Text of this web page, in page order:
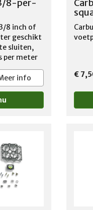
8-per-
8 inch of
geschikt
sluiten,
per meter
info €